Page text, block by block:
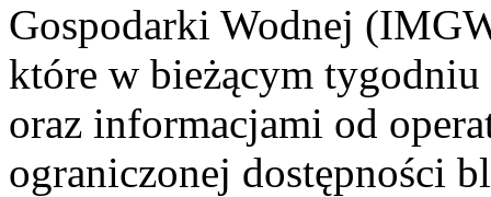
Gospodarki Wodnej
które w bieżącym tygodniu
oraz informacjami od
ograniczonej dostępności